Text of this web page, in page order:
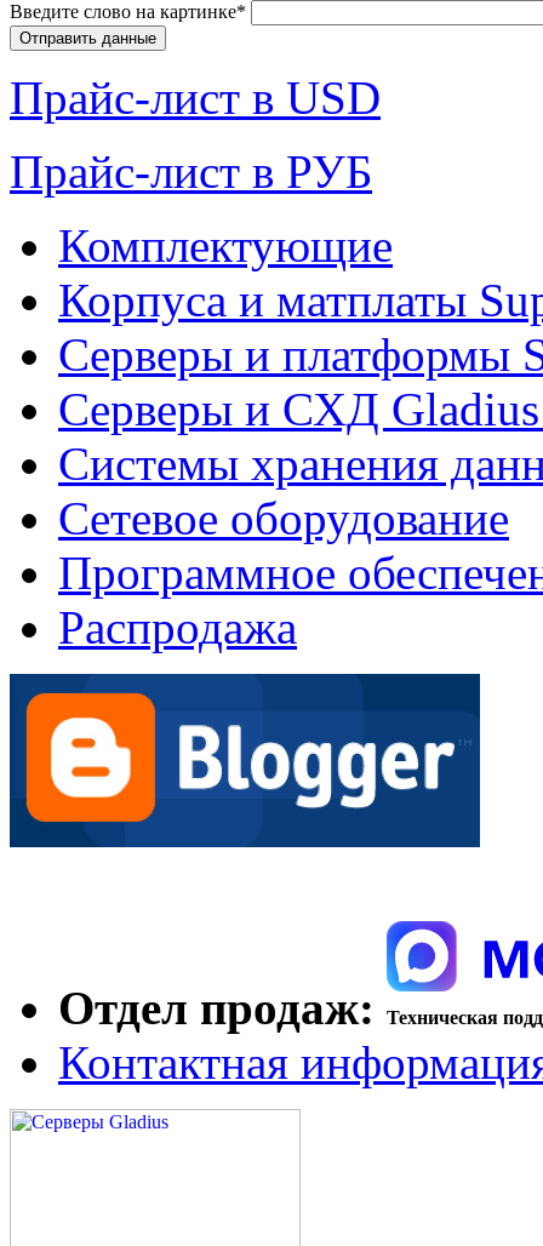
Введите слово на картинке*
Прайc-лист в USD
Прайc-лист в РУБ
Комплектующие
Корпуса и матплаты
Серверы и платформы
Серверы и СХД Gladius
Системы хранения
Сетевое оборудование
Программное
Распродажа
Отдел продаж: Техническая
Контактная